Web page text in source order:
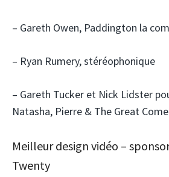
– Gareth Owen, Paddington la
– Ryan Rumery, stéréophonique
– Gareth Tucker et Nick Lidster
Natasha, Pierre & The Great
Meilleur design vidéo –
Twenty